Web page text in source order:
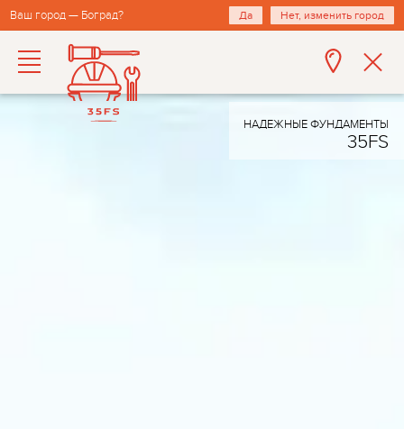
Ваш город — Боград? Да Нет, изменить город
НАДЕЖНЫЕ ФУНДАМЕНТЫ
35FS